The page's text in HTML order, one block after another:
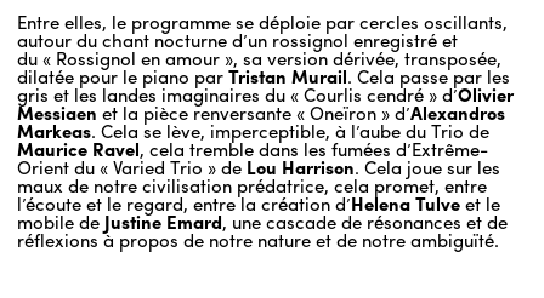
Entre elles, le programme se déploie par cercles oscillants,
autour du chant nocturne d’un rossignol enregistré et
du « Rossignol en amour », sa version dérivée, transposée,
dilatée pour le piano parTristan Murail. Cela passe par les
gris et les landes imaginaires du « Courlis cendré » d’Olivier
Messiaen et la pièce renversante « Oneïron » d’Alexandros
Markeas. Cela se lève, imperceptible, à l’aube du Trio de
Maurice Ravel, cela tremble dans les fumées d’Extrême-
Orient du « Varied Trio » de Lou Harrison. Cela joue sur les
maux de notre civilisation prédatrice, cela promet, entre
l’écoute et le regard, entre la création d’Helena Tulveet le
mobile de Justine Emard, une cascade de résonances et de
réflexions à propos de notre nature et de notre ambiguïté.